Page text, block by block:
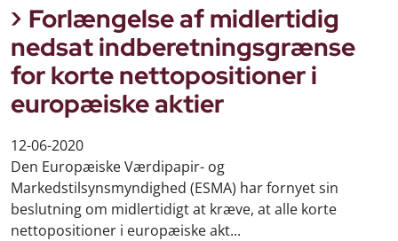
Forlængelse af midlertidig
nedsat indberetningsgrænse
for korte nettopositioner i
europæiske aktier
12-06-2020
Den Europæiske Værdipapir- og
Markedstilsynsmyndighed (ESMA) har fornyet sin
beslutning om midlertidigt at kræve, at alle korte
nettopositioner i europæiske akt...